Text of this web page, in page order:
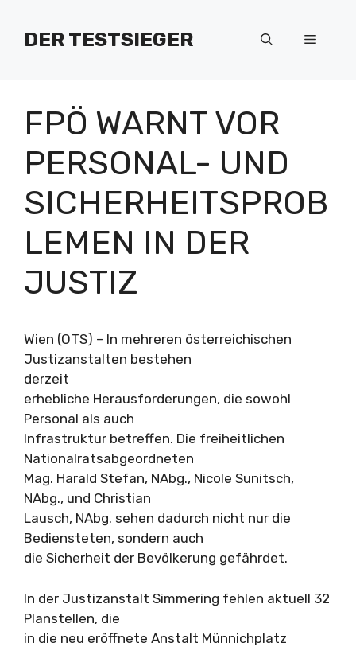
Inhalt
springenDER TESTSIEGER Menü
FPÖ WARNT VOR
PERSONAL- UND
SICHERHEITSPROB
LEMEN IN DER
JUSTIZ
Wien (OTS) – In mehreren österreichischen
Justizanstalten bestehen
derzeit
erhebliche Herausforderungen, die sowohl
Personal als auch
Infrastruktur betreffen. Die freiheitlichen
Nationalratsabgeordneten
Mag. Harald Stefan, NAbg., Nicole Sunitsch,
NAbg., und Christian
Lausch, NAbg. sehen dadurch nicht nur die
Bediensteten, sondern auch
die Sicherheit der Bevölkerung gefährdet.
In der Justizanstalt Simmering fehlen aktuell 32
Planstellen, die
in die neu eröffnete Anstalt Münnichplatz